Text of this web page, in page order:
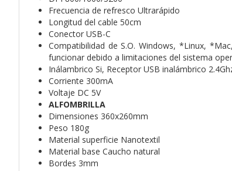
Frecuencia de refresco Ultrarápido
Longitud del cable 50cm
Conector USB-C
Compatibilidad de S.O.Windows, *Linux,
funcionar debido a limitaciones del sistema
Inálambrico Si, Receptor USB inalámbrico
Corriente 300mA
Voltaje DC 5V
ALFOMBRILLA
Dimensiones 360x260mm
Peso 180g
Material superficie Nanotextil
Material base Caucho natural
Bordes 3mm